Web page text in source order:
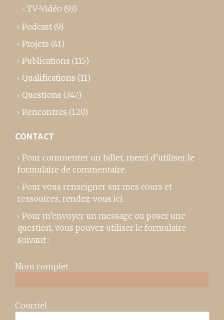
TV-Vidéo (93)
Podcast (9)
Projets (41)
Publications (115)
Qualifications (11)
Questions (347)
Rencontres (120)
CONTACT
Pour commenter un billet, merci d’utiliser le
formulaire de commentaire.
Pour vous renseigner sur mes cours et
ressources, rendez-vous ici.
Pour m’envoyer un message ou poser une
question, vous pouvez utiliser le formulaire
suivant :
Nom complet
Courriel